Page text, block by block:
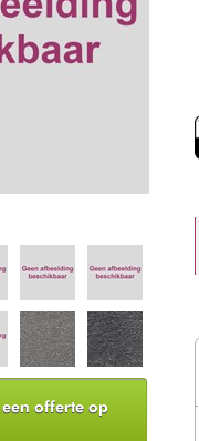
offerte op